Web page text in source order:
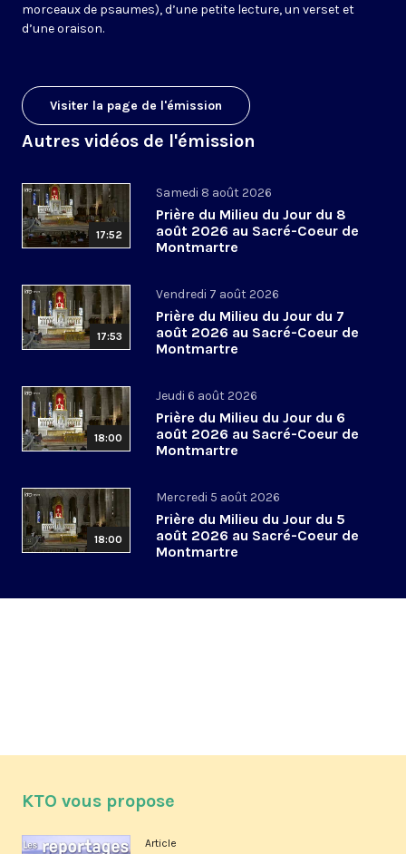
morceaux de psaumes), d’une petite lecture, un verset et
d’une oraison.
Visiter la page de l'émission
Autres vidéos de l'émission
17:52
Samedi 8 août 2026
Prière du Milieu du Jour du 8
août 2026 au Sacré-Coeur de
Montmartre
17:53
Vendredi 7 août 2026
Prière du Milieu du Jour du 7
août 2026 au Sacré-Coeur de
Montmartre
18:00
Jeudi 6 août 2026
Prière du Milieu du Jour du 6
août 2026 au Sacré-Coeur de
Montmartre
18:00
Mercredi 5 août 2026
Prière du Milieu du Jour du 5
août 2026 au Sacré-Coeur de
Montmartre
KTO vous propose
Article